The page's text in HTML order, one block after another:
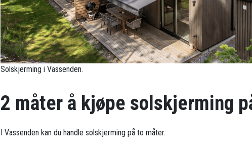
Solskjerming i Vassenden.
2 måter å kjøpe solskjerming
I Vassenden kan du handle solskjerming på to måter.